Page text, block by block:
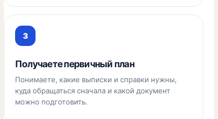
Получаете первичный план
Понимаете, какие выписки и справки нужны,
куда обращаться сначала и какой документ
можно подготовить.